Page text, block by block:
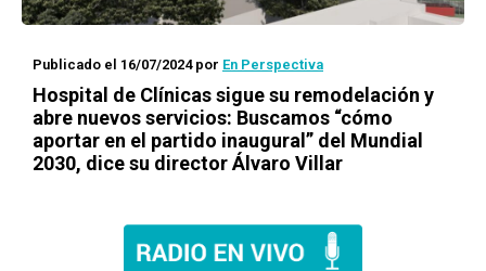
Publicado el 16/07/2024por En Perspectiva
Hospital de Clínicas sigue su remodelación y
abre nuevos servicios: Buscamos “cómo
aportar en el partido inaugural” del Mundial
2030, dice su director Álvaro Villar